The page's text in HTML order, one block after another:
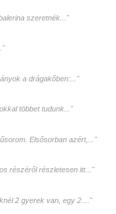
szeretnék..."
a drágakőben:..."
többet tudunk..."
Elsősorban azért,..."
részéről részletesen itt..."
2 gyerek van, egy 2...."